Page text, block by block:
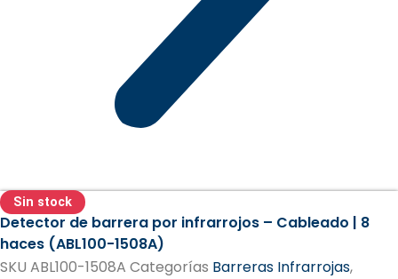
Sin stock
Detector de barrera por infrarrojos – Cableado | 8
haces (ABL100-1508A)
SKU ABL100-1508A Categorías Barreras Infrarrojas,